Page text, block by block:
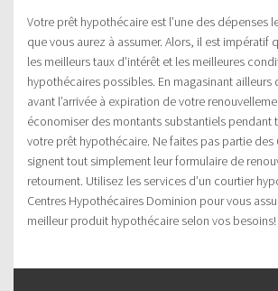
Votre prêt hypothécaire est l’une des dépenses
que vous aurez à assumer. Alors, il est impératif
les meilleurs taux d’intérêt et les meilleures
hypothécaires possibles. En magasinant ailleurs
avant l’arrivée à expiration de votre
économiser des montants substantiels pendant
votre prêt hypothécaire. Ne faites pas partie des
signent tout simplement leur formulaire de
retournent. Utilisez les services d’un courtier
Centres Hypothécaires Dominion pour vous
meilleur produit hypothécaire selon vos besoins!